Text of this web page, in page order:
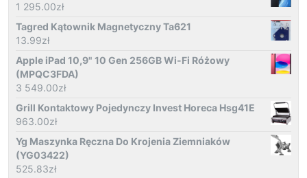
1 295.00zł
Tagred Kątownik Magnetyczny Ta621
13.99zł
Apple iPad 10,9" 10 Gen 256GB Wi-Fi Różowy
(MPQC3FDA)
3 549.00zł
Grill Kontaktowy Pojedynczy Invest Horeca Hsg41E
963.00zł
Yg Maszynka Ręczna Do Krojenia Ziemniaków
(YG03422)
525.83zł